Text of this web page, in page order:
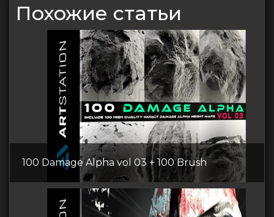
Похожие статьи
100 Damage Alpha vol 03 + 100 Brush